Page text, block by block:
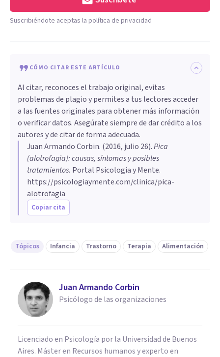
Suscribiéndote aceptas la política de privacidad
CÓMO CITAR ESTE ARTÍCULO
Al citar, reconoces el trabajo original, evitas
problemas de plagio y permites a tus lectores acceder
a las fuentes originales para obtener más información
o verificar datos. Asegúrate siempre de dar crédito a los
autores y de citar de forma adecuada.
Juan Armando Corbin. (2016, julio 26).Pica
(alotrofagia): causas, síntomas y posibles
tratamientos. Portal Psicología y Mente.
https://psicologiaymente.com/clinica/pica-
alotrofagia
Copiar cita
Tópicos Infancia Trastorno Terapia Alimentación
Juan Armando Corbin
Psicólogo de las organizaciones
Licenciado en Psicología por la Universidad de Buenos
Aires. Máster en Recursos humanos y experto en